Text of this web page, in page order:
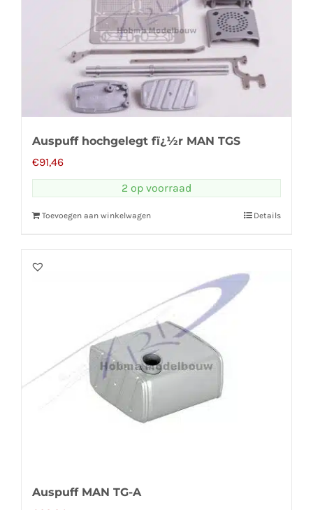
Auspuff hochgelegt fï¿½r MAN TGS
€91,46
2 op voorraad
Toevoegen aan winkelwagen Details
Auspuff MAN TG-A